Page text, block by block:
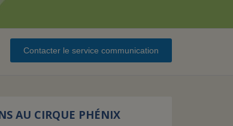
Contacter le service communication
AU CIRQUE PHÉNIX